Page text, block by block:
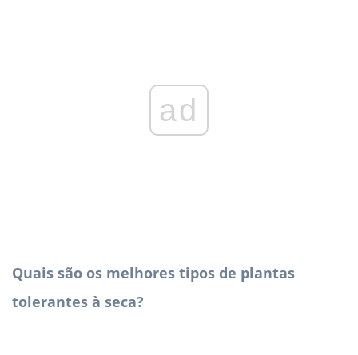
ad
Quais são os melhores tipos de plantas
tolerantes à seca?